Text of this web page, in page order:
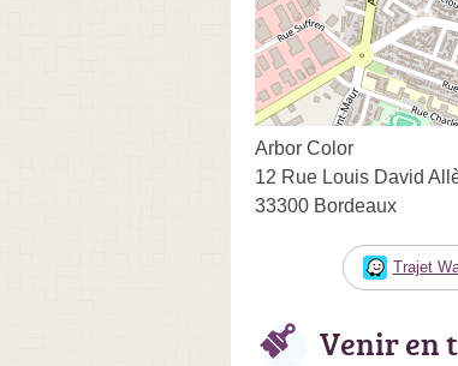
Arbor Color
12 Rue Louis David
33300 Bordeaux
Trajet
Venir en